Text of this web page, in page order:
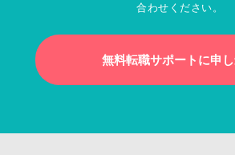
合わせください。
無料転職サポートに申